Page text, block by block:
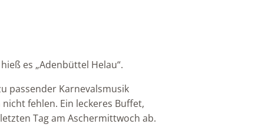
es „Adenbüttel Helau“.
passender Karnevalsmusik
fehlen. Ein leckeres Buffet,
Tag am Aschermittwoch ab.